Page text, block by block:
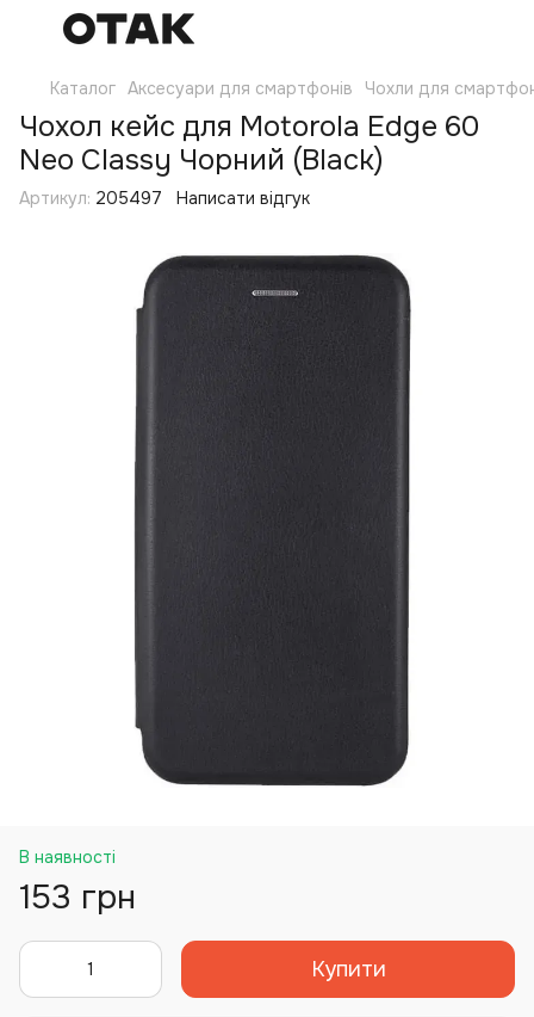
Каталог Аксесуари для смартфонів Чохли для
Чохол кейс для Motorola Edge 60
Neo Classy Чорний (Black)
Артикул: 205497 Написати відгук
В наявності
153 грн
Купити